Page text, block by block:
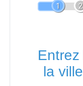
1 2
la